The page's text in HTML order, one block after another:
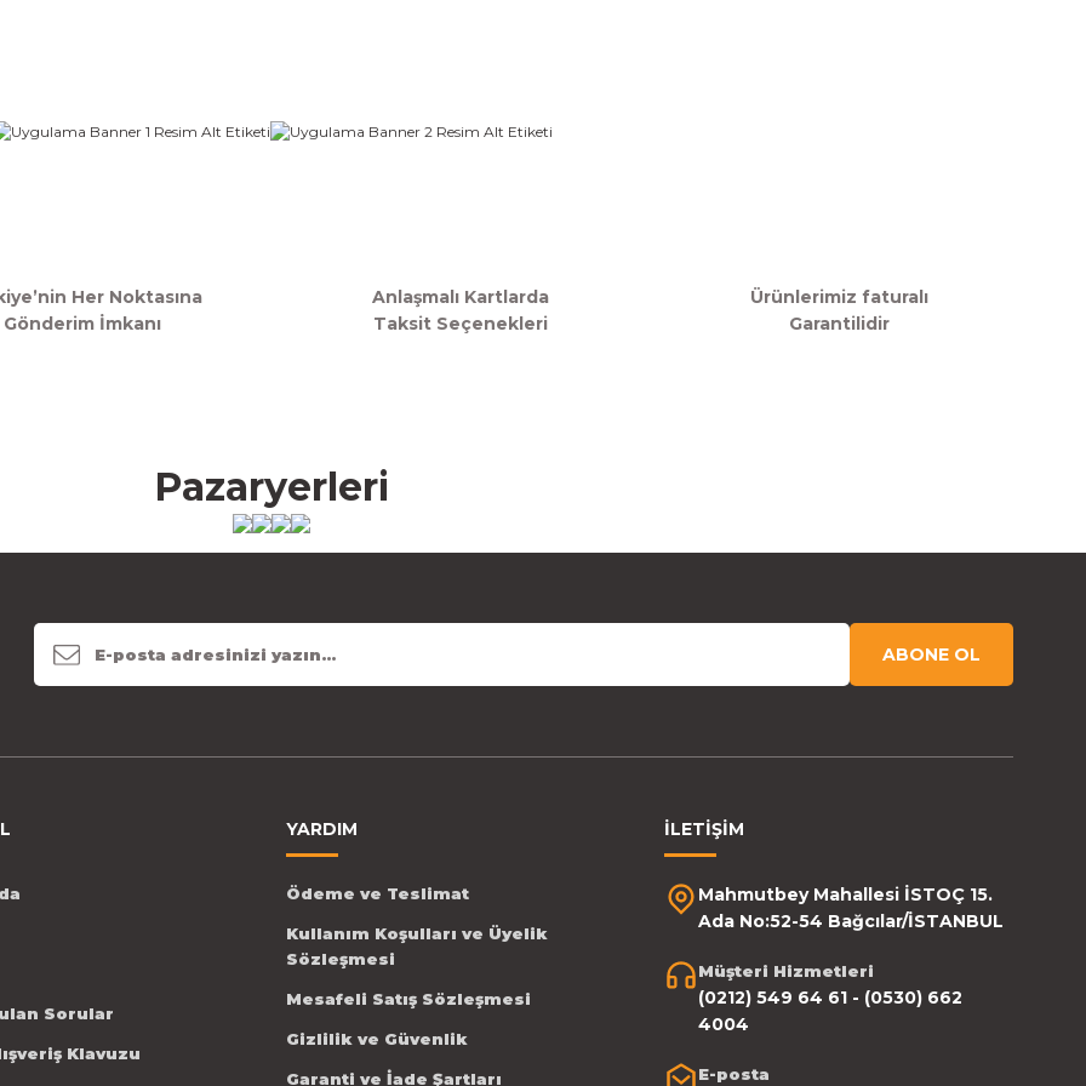
Her Noktasına
Gönderim İmkanı
Anlaşmalı Kartlarda
Taksit Seçenekleri
Ürünlerimiz faturalı
Garantilidir
Pazaryerleri
ABONE OL
Sorular
Klavuzu
YARDIM
Ödeme ve Teslimat
Kullanım Koşulları ve Üyelik
Sözleşmesi
Mesafeli Satış Sözleşmesi
Gizlilik ve Güvenlik
Garanti ve İade Şartları
İLETİŞİM
Mahmutbey Mahallesi İSTOÇ 15.
Ada No:52-54 Bağcılar/İSTANBUL
Müşteri Hizmetleri
(0212) 549 64 61 - (0530) 662
4004
E-posta